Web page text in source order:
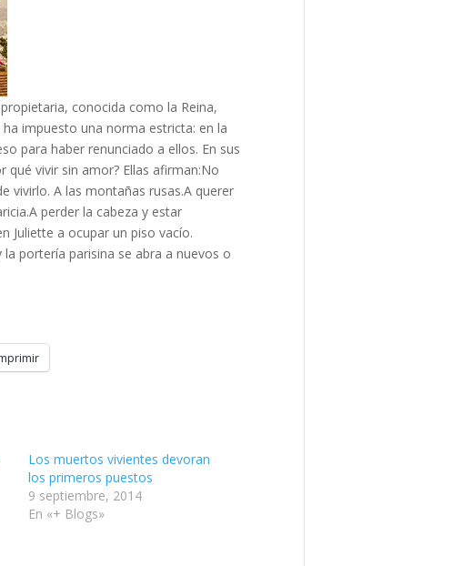
conocida como la Reina,
impuesto una norma estricta: en la
para haber renunciado a ellos. En sus
vivir sin amor? Ellas afirman:No
vivirlo. A las montañas rusas.A querer
perder la cabeza y estar
Juliette a ocupar un piso vacío.
portería parisina se abra a nuevos o
Los muertos vivientes devoran
los primeros puestos
9 septiembre, 2014
En «+ Blogs»